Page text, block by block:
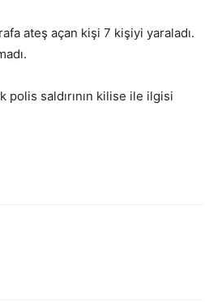
ateş açan kişi 7 kişiyi yaraladı.
polis saldırının kilise ile ilgisi